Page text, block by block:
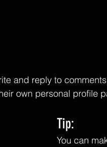
and reply to
own personal profile
Tip:
You can